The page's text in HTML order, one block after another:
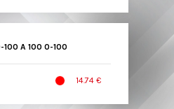
100 A 100 0-100
14.74 €